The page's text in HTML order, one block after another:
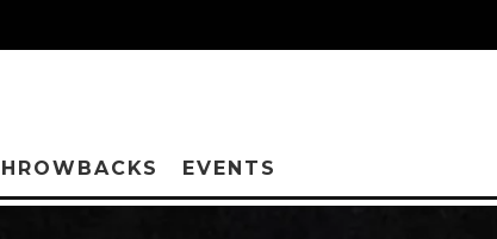
EVENTS